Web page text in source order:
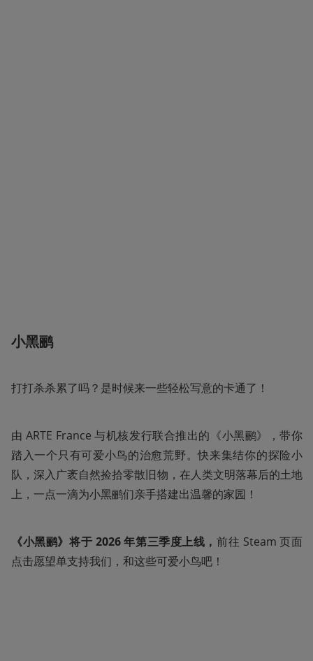
小黑鹂
打打杀杀累了吗？是时候来一些轻松写意的卡通了！
由 ARTE France 与机核发行联合推出的《小黑鹂》，带你
踏入一个只有可爱小鸟的治愈荒野。快来集结你的探险小
队，深入广袤自然捡拾零散旧物，在人类文明落幕后的土地
上，一点一滴为小黑鹂们亲手搭建出温馨的家园！
《小黑鹂》将于 2026 年第三季度上线，前往 Steam 页面
点击愿望单支持我们，和这些可爱小鸟吧！